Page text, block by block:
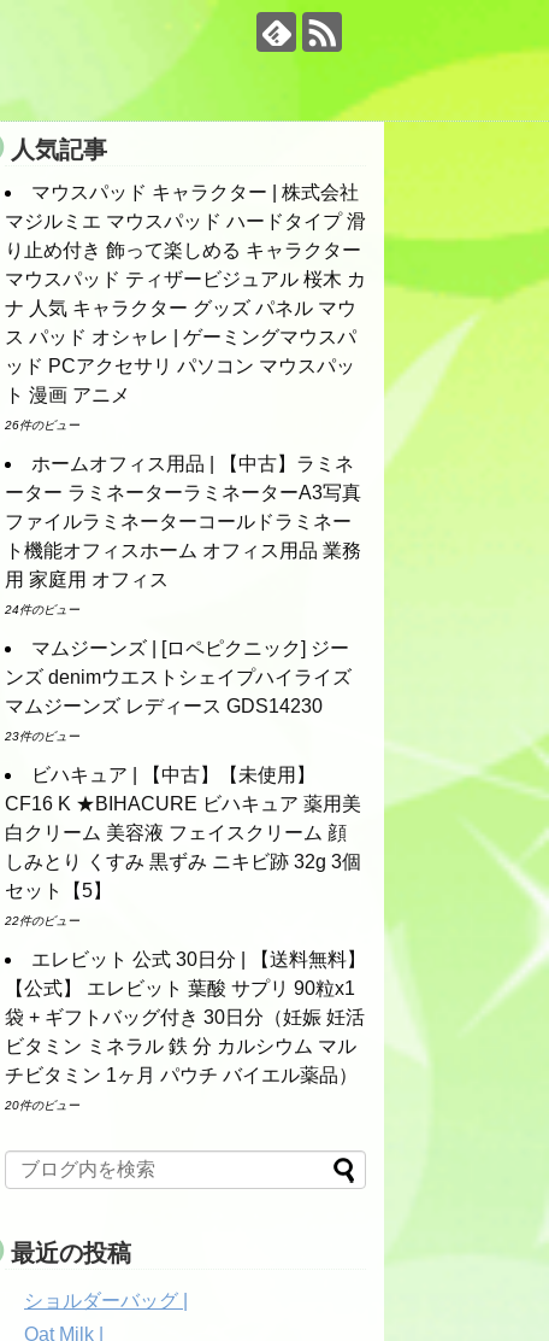
人気記事
マウスパッド キャラクター | 株式会社
マジルミエ マウスパッド ハードタイプ 滑
り止め付き 飾って楽しめる キャラクター
マウスパッド ティザービジュアル 桜木 カ
ナ 人気 キャラクター グッズ パネル マウ
ス パッド オシャレ | ゲーミングマウスパ
ッド PCアクセサリ パソコン マウスパッ
ト 漫画 アニメ
26件のビュー
ホームオフィス用品 | 【中古】ラミネ
ーター ラミネーターラミネーターA3写真
ファイルラミネーターコールドラミネー
ト機能オフィスホーム オフィス用品 業務
用 家庭用 オフィス
24件のビュー
マムジーンズ | [ロペピクニック] ジー
ンズ denimウエストシェイプハイライズ
マムジーンズ レディース GDS14230
23件のビュー
ビハキュア | 【中古】【未使用】
CF16 K ★BIHACURE ビハキュア 薬用美
白クリーム 美容液 フェイスクリーム 顔
しみとり くすみ 黒ずみ ニキビ跡 32g 3個
セット【5】
22件のビュー
エレビット 公式 30日分 | 【送料無料】
【公式】 エレビット 葉酸 サプリ 90粒x1
袋 + ギフトバッグ付き 30日分（妊娠 妊活
ビタミン ミネラル 鉄 分 カルシウム マル
チビタミン 1ヶ月 パウチ バイエル薬品）
20件のビュー
最近の投稿
ショルダーバッグ |
Oat Milk |